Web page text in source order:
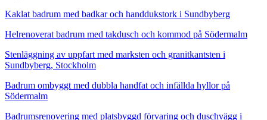
Kaklat badrum med badkar och handdukstork i Sundbyberg
Helrenoverat badrum med takdusch och kommod på Södermalm
Stenläggning av uppfart med marksten och granitkantsten i
Sundbyberg, Stockholm
Badrum ombyggt med dubbla handfat och infällda hyllor på
Södermalm
Badrumsrenovering med platsbyggd förvaring och duschvägg i